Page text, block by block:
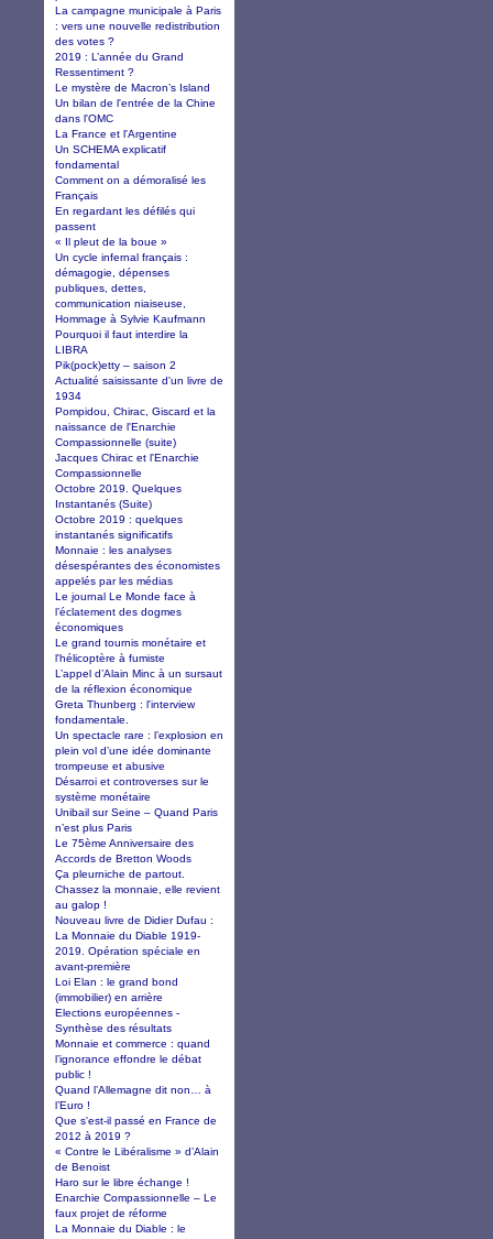
La campagne municipale à Paris
: vers une nouvelle redistribution
des votes ?
2019 : L’année du Grand
Ressentiment ?
Le mystère de Macron’s Island
Un bilan de l'entrée de la Chine
dans l'OMC
La France et l'Argentine
Un SCHEMA explicatif
fondamental
Comment on a démoralisé les
Français
En regardant les défilés qui
passent
« Il pleut de la boue »
Un cycle infernal français :
démagogie, dépenses
publiques, dettes,
communication niaiseuse,
Hommage à Sylvie Kaufmann
Pourquoi il faut interdire la
LIBRA
Pik(pock)etty – saison 2
Actualité saisissante d'un livre de
1934
Pompidou, Chirac, Giscard et la
naissance de l'Enarchie
Compassionnelle (suite)
Jacques Chirac et l'Enarchie
Compassionnelle
Octobre 2019. Quelques
Instantanés (Suite)
Octobre 2019 : quelques
instantanés significatifs
Monnaie : les analyses
désespérantes des économistes
appelés par les médias
Le journal Le Monde face à
l’éclatement des dogmes
économiques
Le grand tournis monétaire et
l'hélicoptère à fumiste
L’appel d’Alain Minc à un sursaut
de la réflexion économique
Greta Thunberg : l'interview
fondamentale.
Un spectacle rare : l’explosion en
plein vol d’une idée dominante
trompeuse et abusive
Désarroi et controverses sur le
système monétaire
Unibail sur Seine – Quand Paris
n’est plus Paris
Le 75ème Anniversaire des
Accords de Bretton Woods
Ça pleurniche de partout.
Chassez la monnaie, elle revient
au galop !
Nouveau livre de Didier Dufau :
La Monnaie du Diable 1919-
2019. Opération spéciale en
avant-première
Loi Elan : le grand bond
(immobilier) en arrière
Elections européennes -
Synthèse des résultats
Monnaie et commerce : quand
l’ignorance effondre le débat
public !
Quand l’Allemagne dit non… à
l’Euro !
Que s'est-il passé en France de
2012 à 2019 ?
« Contre le Libéralisme » d’Alain
de Benoist
Haro sur le libre échange !
Enarchie Compassionnelle – Le
faux projet de réforme
La Monnaie du Diable : le